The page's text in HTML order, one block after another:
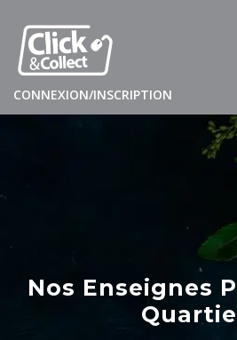
CONNEXION/INSCRIPTION
Nos Enseignes